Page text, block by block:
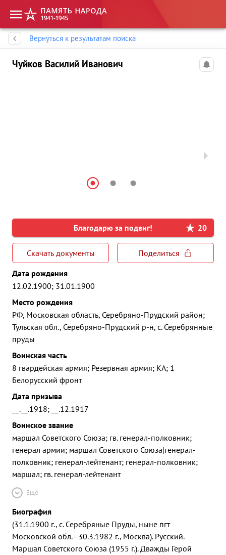
Вернуться к результатам поиска
Чуйков Василий Иванович
Благодарю за подвиг! 20
Скачать документы
Поделиться
Дата рождения
12.02.1900; 31.01.1900
Место рождения
РФ, Московская область, Серебряно-Прудский район;
Тульская обл., Серебряно-Прудский р-н, с. Серебрянные
пруды
Воинская часть
8 гвардейская армия; Резервная армия; КА; 1
Белорусский фронт
Дата призыва
__.__.1918; __.12.1917
Воинское звание
маршал Советского Союза; гв. генерал-полковник;
генерал армии; маршал Советского Союза|генерал-
полковник; генерал-лейтенант; генерал-полковник;
маршал; гв. генерал-лейтенант
Ещё
Биография
(31.1.1900 г., с. Серебряные Пруды, ныне пгт
Московской обл. - 30.3.1982 г., Москва). Русский.
Маршал Советского Союза (1955 г.). Дважды Герой
Память народа